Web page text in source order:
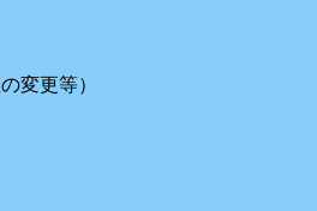
変更等）